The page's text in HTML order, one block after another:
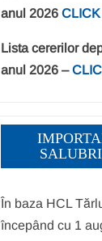
anul 2026
Lista cererilor
anul 2026 –
În baza HCL
începând cu 1